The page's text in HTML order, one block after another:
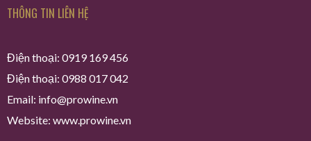
THÔNG TIN LIÊN HỆ
Điện thoại: 0919 169 456
Điện thoại: 0988 017 042
Email: info@prowine.vn
Website: www.prowine.vn